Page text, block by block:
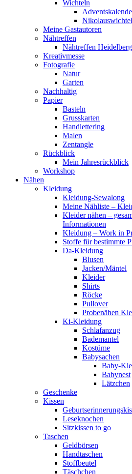
Wichteln
Meine Gastautoren
Nähtreffen
Nähtreffen Heidelberg
Kreativmesse
Fotografie
Natur
Garten
Nachhaltig
Papier
Basteln
Grusskarten
Handlettering
Malen
Zentangle
Rückblick
Mein Jahresrückblick
Workshop
Nähen
Kleidung
Kleidung-Sewalong
Meine Nähliste –
Kleider nähen –
Informationen
Kleidung – Work in
Stoffe für bestimmte
Da-Kleidung
Blusen
Jacken/Mäntel
Kleider
Shirts
Röcke
Pullover
Probenähen
Ki-Kleidung
Schlafanzug
Bademantel
Kostüme
Babysachen
Baby-
Babynest
Lätzchen
Geschenke
Kissen
Leseknochen
Sitzkissen to go
Taschen
Geldbörsen
Handtaschen
Stoffbeutel
Täschchen